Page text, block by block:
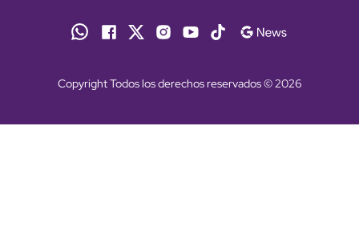
Copyright Todos los derechos reservados © 2026